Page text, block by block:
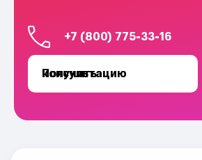
+7 (800) 775-33-16
Получить консультацию